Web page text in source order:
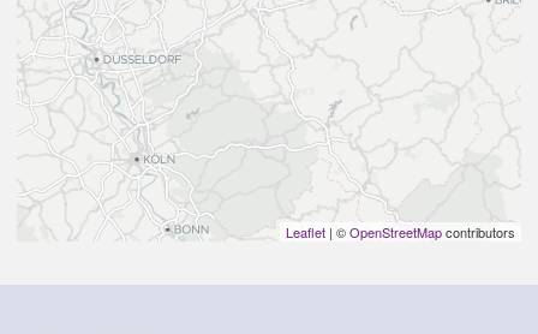
Leaflet | ©OpenStreetMapcontributors